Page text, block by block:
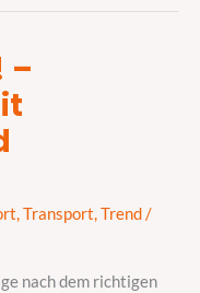
–
,Transport,Trend/
nach dem richtigen